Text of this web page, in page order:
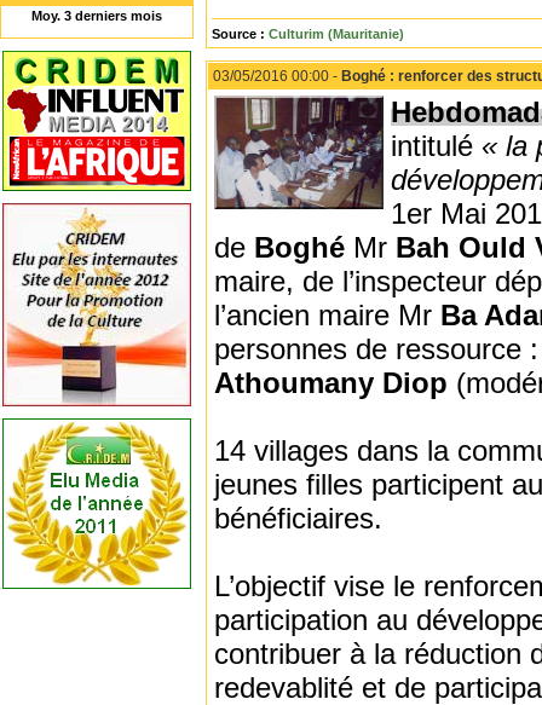
Moy. 3 derniers mois
Source : Culturim (Mauritanie)
03/05/2016 00:00 - Boghé : renforcer des
intitulé « la
1er Mai
de Boghé Mr Bah Ould
maire, de l’inspecteur
l’ancien maire Mr Ba
personnes de ressource
Athoumany Diop
14 villages dans la
jeunes filles participent
bénéficiaires.
L’objectif vise le
participation au
contribuer à la réduction
redevablité et de